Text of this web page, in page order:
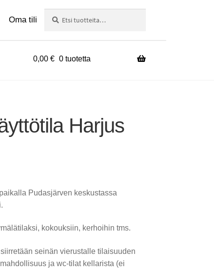
Oma tili
0,00 € 0 tuotetta
Harjus
Pudasjärven keskustassa
kokouksiin, kerhoihin tms.
seinän vierustalle tilaisuuden
ja wc-tilat kellarista (ei